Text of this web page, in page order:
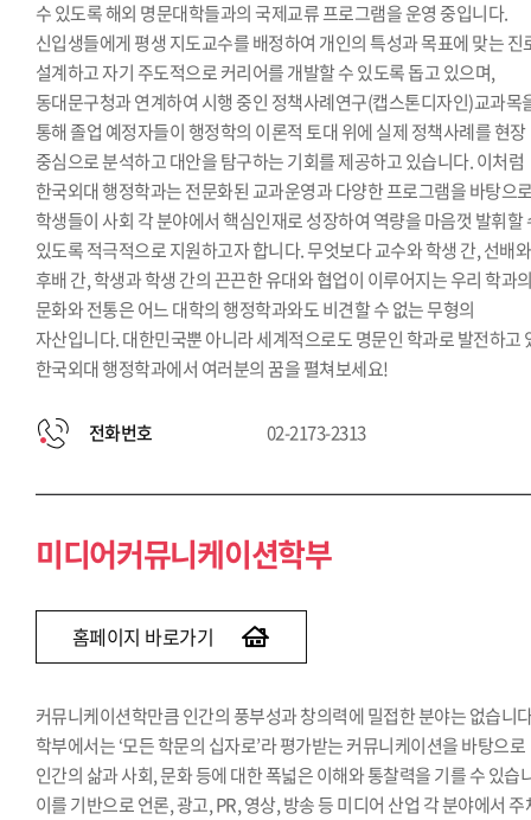
수 있도록 해외 명문대학들과의 국제교류 프로그램을 운영 중입니다.
신입생들에게 평생 지도교수를 배정하여 개인의 특성과 목표에 맞는 진
설계하고 자기 주도적으로 커리어를 개발할 수 있도록 돕고 있으며,
동대문구청과 연계하여 시행 중인 정책사례연구(캡스톤디자인)교과목
통해 졸업 예정자들이 행정학의 이론적 토대 위에 실제 정책사례를 현장
중심으로 분석하고 대안을 탐구하는 기회를 제공하고 있습니다. 이처럼
한국외대 행정학과는 전문화된 교과운영과 다양한 프로그램을 바탕으
학생들이 사회 각 분야에서 핵심인재로 성장하여 역량을 마음껏 발휘할
있도록 적극적으로 지원하고자 합니다. 무엇보다 교수와 학생 간, 선배와
후배 간, 학생과 학생 간의 끈끈한 유대와 협업이 이루어지는 우리 학과
문화와 전통은 어느 대학의 행정학과와도 비견할 수 없는 무형의
자산입니다. 대한민국뿐 아니라 세계적으로도 명문인 학과로 발전하고
한국외대 행정학과에서 여러분의 꿈을 펼쳐보세요!
전화번호 02-2173-2313
미디어커뮤니케이션학부
홈페이지 바로가기
커뮤니케이션학만큼 인간의 풍부성과 창의력에 밀접한 분야는 없습니
학부에서는 ‘모든 학문의 십자로’라 평가받는 커뮤니케이션을 바탕으로
인간의 삶과 사회, 문화 등에 대한 폭넓은 이해와 통찰력을 기를 수 있습
이를 기반으로 언론, 광고, PR, 영상, 방송 등 미디어 산업 각 분야에서